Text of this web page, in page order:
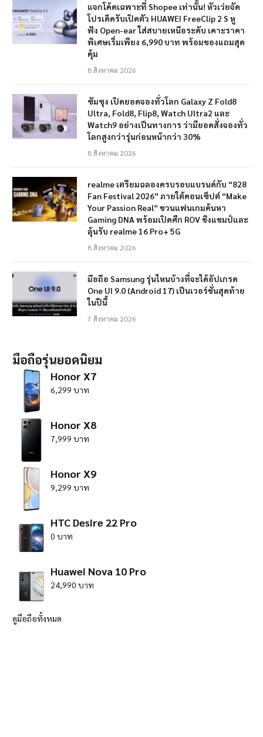
แจกโค้ดเฉพาะที่ Shopee เท่านั้น! หัวเว่ยจัด
โปรเด็ดรับเปิดตัว HUAWEI FreeClip 2 S หู
ฟัง Open-ear ใส่สบายเหนือระดับ เคาะราคา
พิเศษเริ่มเพียง 6,990 บาท พร้อมของแถมสุด
คุ้ม
8 สิงหาคม 2026
ซัมซุง เปิดยอดจองทั่วโลก Galaxy Z Fold8
Ultra, Fold8, Flip8, Watch Ultra2 และ
Watch9 อย่างเป็นทางการ ว่ามียอดสั่งจองทั่ว
โลกสูงกว่ารุ่นก่อนหน้ากว่า 30%
8 สิงหาคม 2026
realme เตรียมฉลองครบรอบแบรนด์กับ “828
Fan Festival 2026” ภายใต้คอนเซ็ปต์ “Make
Your Passion Real” ชวนแฟนเกมค้นหา
Gaming DNA พร้อมเปิดศึก ROV ชิงแชมป์และ
ลุ้นรับ realme 16 Pro+ 5G
8 สิงหาคม 2026
มือถือ Samsung รุ่นไหนบ้างที่จะได้อัปเกรด
One UI 9.0 (Android 17) เป็นเวอร์ชั่นสุดท้าย
ในปีนี้
7 สิงหาคม 2026
มือถือรุ่นยอดนิยม
Honor X7
6,299 บาท
Honor X8
7,999 บาท
Honor X9
9,299 บาท
HTC Desire 22 Pro
0 บาท
Huawei Nova 10 Pro
24,990 บาท
ดูมือถือทั้งหมด